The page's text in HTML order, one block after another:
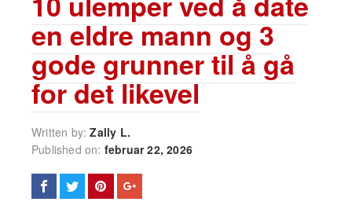
en eldre mann og 3
gode grunner til å gå
for det likevel
Written by:Zally L.
Published on: februar 22, 2026